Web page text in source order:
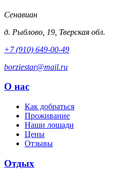
Сенавиан
д. Рыблово 19 Тверская обл.
+7 (910) 649-00-49
borziestar@mail.ru
О нас
Как добраться
Проживание
Наши лошади
Цены
Отзывы
Отдых